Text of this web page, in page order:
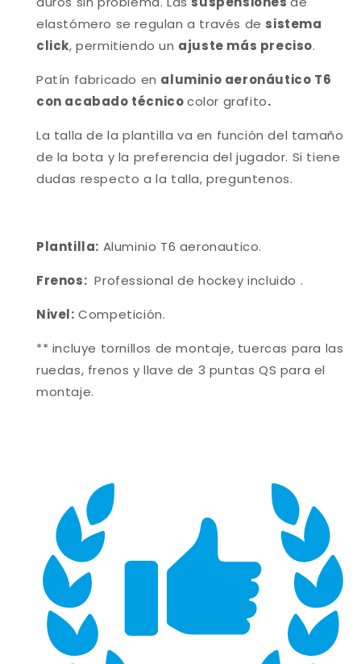
elastómero se regulan a través de sistema
click, permitiendo un ajuste más preciso.
Patín fabricado en aluminio aeronáutico T6
con acabado técnicocolor grafito.
La talla de la plantilla va en función del tamaño
de la bota y la preferencia del jugador. Si tiene
dudas respecto a la talla, preguntenos.
Plantilla: Aluminio T6 aeronautico.
Frenos: Professional de hockey incluido .
Nivel: Competición.
** incluye tornillos de montaje, tuercas para las
ruedas, frenos y llave de 3 puntas QS para el
montaje.